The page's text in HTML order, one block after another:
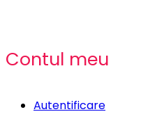
Contul meu
Autentificare